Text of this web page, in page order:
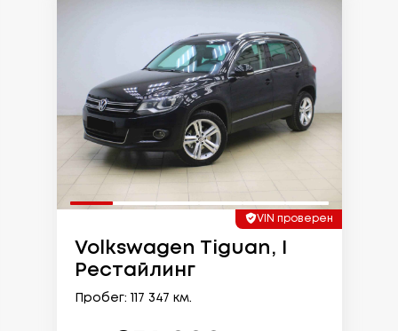
VIN проверен
Volkswagen Tiguan, I
Рестайлинг
Пробег: 117 347 км.